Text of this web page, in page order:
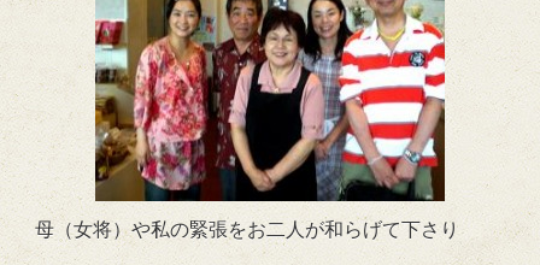
母（女将）や私の緊張をお二人が和らげて下さり